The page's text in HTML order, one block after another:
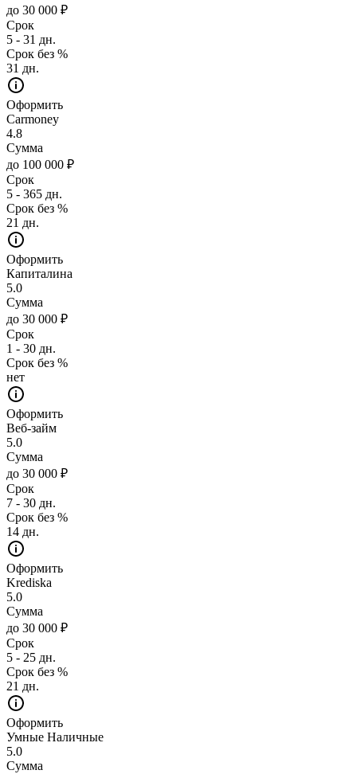
до 30 000 ₽
Срок
5 - 31 дн.
Срок без %
31 дн.
Оформить
Carmoney
4.8
Сумма
до 100 000 ₽
Срок
5 - 365 дн.
Срок без %
21 дн.
Оформить
Капиталина
5.0
Сумма
до 30 000 ₽
Срок
1 - 30 дн.
Срок без %
нет
Оформить
Веб-займ
5.0
Сумма
до 30 000 ₽
Срок
7 - 30 дн.
Срок без %
14 дн.
Оформить
Krediska
5.0
Сумма
до 30 000 ₽
Срок
5 - 25 дн.
Срок без %
21 дн.
Оформить
Умные Наличные
5.0
Сумма